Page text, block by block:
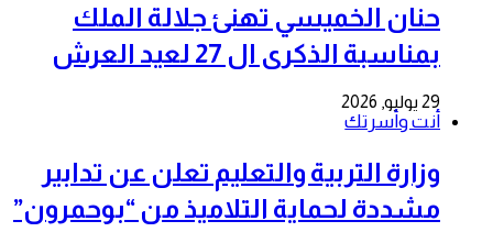
حنان الخميسي تهنئ جلالة الملك
بمناسبة الذكرى ال 27 لعيد العرش
29 يوليو, 2026
أنت وأسرتك
وزارة التربية والتعليم تعلن عن تدابير
مشددة لحماية التلاميذ من “بوحمرون”